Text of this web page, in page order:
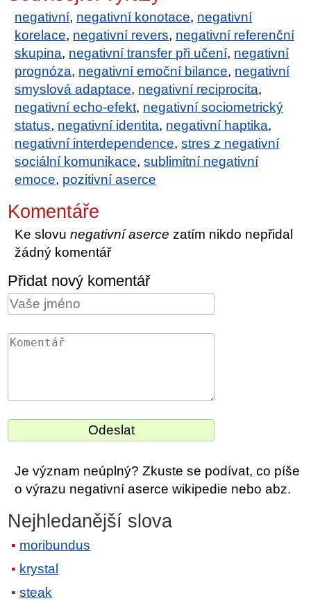
negativní, negativní konotace, negativní
korelace, negativní revers, negativní referenční
skupina, negativní transfer při učení, negativní
prognóza, negativní emoční bilance, negativní
smyslová adaptace, negativní reciprocita,
negativní echo-efekt, negativní sociometrický
status, negativní identita, negativní haptika,
negativní interdependence,stres z negativní
sociální komunikace,sublimitní negativní
emoce, pozitivní aserce
Komentáře
Ke slovunegativní aserce zatím nikdo nepřidal
žádný komentář
Přidat nový komentář
Je význam neúplný? Zkuste se podívat, co píše
o výrazu negativní aserce wikipedie nebo abz.
Nejhledanější slova
moribundus
krystal
steak